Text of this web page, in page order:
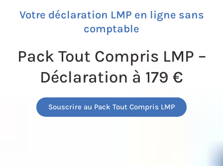
Votre déclaration LMP en ligne sans
comptable
Pack Tout Compris LMP –
Déclaration à 179 €
Souscrire au Pack Tout Compris LMP